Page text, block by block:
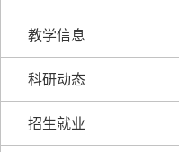
教学信息
科研动态
招生就业